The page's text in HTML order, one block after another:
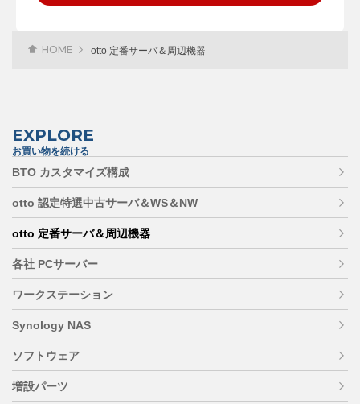
HOME otto 定番サーバ＆周辺機器
EXPLORE
お買い物を続ける
BTO カスタマイズ構成
otto 認定特選中古サーバ＆WS＆NW
otto 定番サーバ＆周辺機器
各社 PCサーバー
ワークステーション
Synology NAS
ソフトウェア
増設パーツ